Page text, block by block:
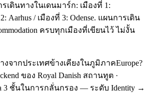
เดินทางในเดนมาร์ก: เมืองที่ 1:
Aarhus / เมืองที่ 3: Odense. แผนการเดิน
ครบทุกเมืองที่เขียนไว้ ไม่งั้น
จากประเทศข้างเคียงในภูมิภาคEurope?
ของ Royal Danish สถานทูต ·
3 ชั้นในการกลั่นกรอง — ระดับ Identity →